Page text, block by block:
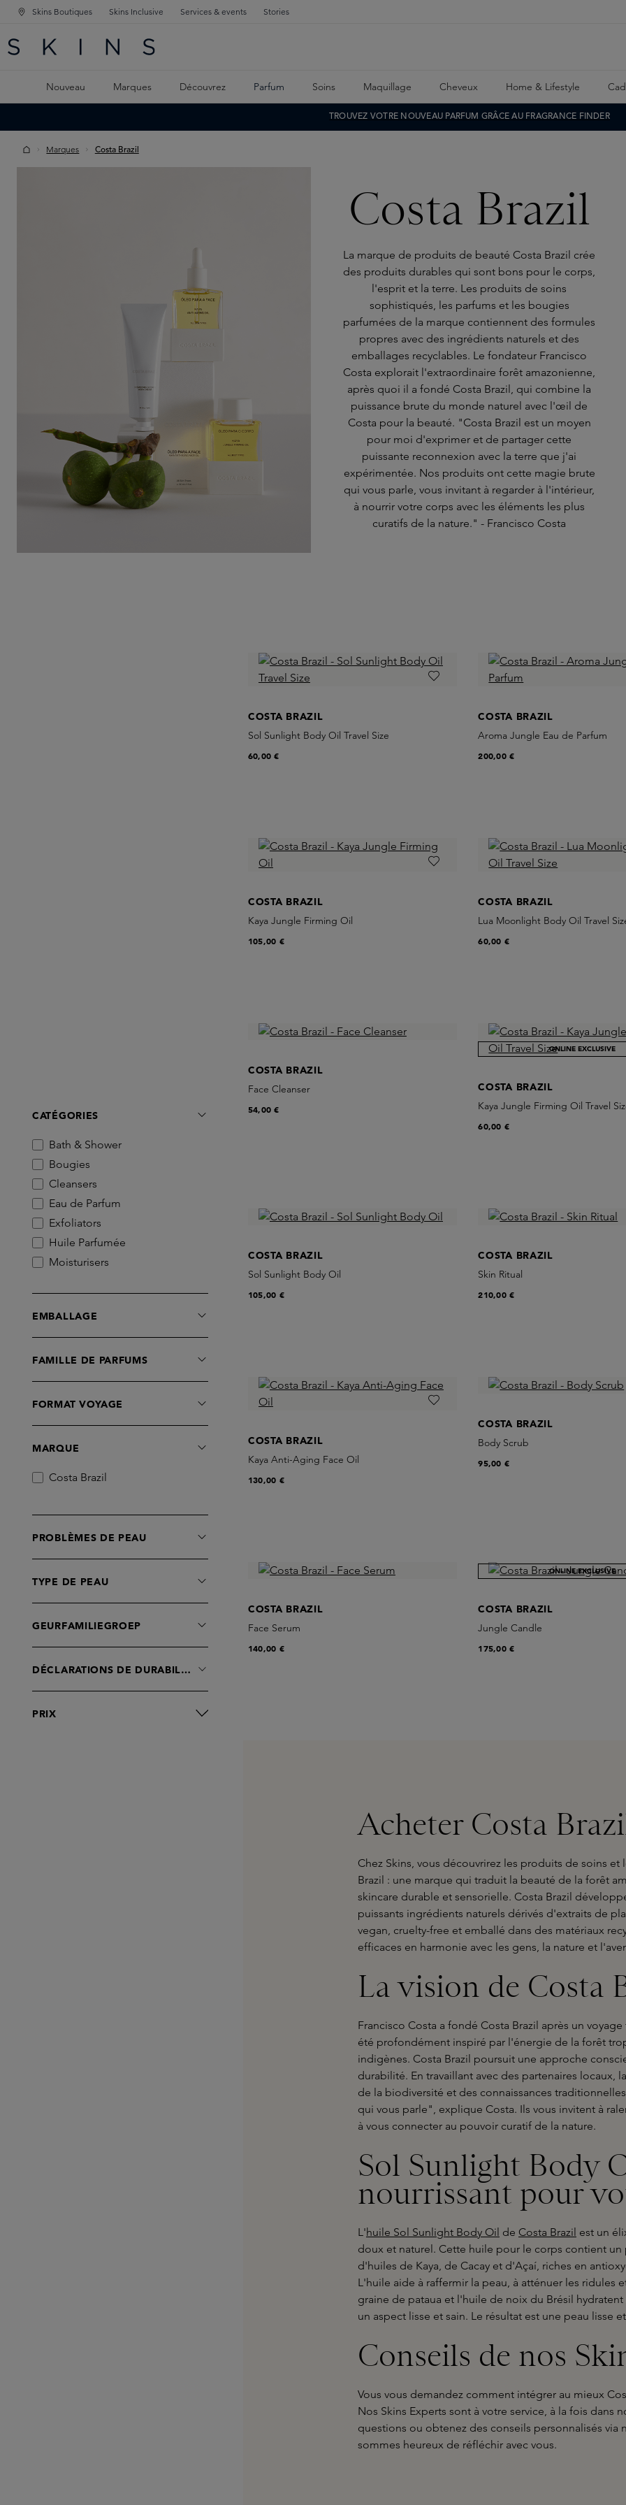
PRINCIPALE
CONTENU PRINCIPAL
Skins Boutiques Skins Inclusive Services & events Stories
Nouveau Marques Découvrez Parfum Soins Maquillage Cheveux Home & Lifestyle
TROUVEZ VOTRE NOUVEAU PARFUM GRÂCE AU FRAGRANCE FINDER
Marques Costa Brazil
Costa Brazil
La marque de produits de beauté Costa Brazil crée
des produits durables qui sont bons pour le corps,
l'esprit et la terre. Les produits de soins
sophistiqués, les parfums et les bougies
parfumées de la marque contiennent des formules
propres avec des ingrédients naturels et des
emballages recyclables. Le fondateur Francisco
Costa explorait l'extraordinaire forêt amazonienne,
après quoi il a fondé Costa Brazil, qui combine la
puissance brute du monde naturel avec l'œil de
Costa pour la beauté. "Costa Brazil est un moyen
pour moi d'exprimer et de partager cette
puissante reconnexion avec la terre que j'ai
expérimentée. Nos produits ont cette magie brute
qui vous parle, vous invitant à regarder à l'intérieur,
à nourrir votre corps avec les éléments les plus
curatifs de la nature." - Francisco Costa
CATÉGORIES
Bath & Shower
Bougies
Cleansers
Eau de Parfum
Exfoliators
Huile Parfumée
Moisturisers
EMBALLAGE
FAMILLE DE PARFUMS
FORMAT VOYAGE
MARQUE
Costa Brazil
PROBLÈMES DE PEAU
TYPE DE PEAU
GEURFAMILIEGROEP
DÉCLARATIONS DE DURABILITÉ
PRIX
COSTA BRAZIL
Sol Sunlight Body Oil Travel Size
60,00 €
COSTA BRAZIL
Aroma Jungle Eau de Parfum
200,00 €
COSTA BRAZIL
Kaya Jungle Firming Oil
105,00 €
COSTA BRAZIL
Lua Moonlight Body Oil Travel
60,00 €
COSTA BRAZIL
Face Cleanser
54,00 €
ONLINE EXCLUSIVE
COSTA BRAZIL
Kaya Jungle Firming Oil Travel
60,00 €
COSTA BRAZIL
Sol Sunlight Body Oil
105,00 €
COSTA BRAZIL
Skin Ritual
210,00 €
COSTA BRAZIL
Kaya Anti-Aging Face Oil
130,00 €
COSTA BRAZIL
Body Scrub
95,00 €
COSTA BRAZIL
Face Serum
140,00 €
ONLINE EXCLUSIVE
COSTA BRAZIL
Jungle Candle
175,00 €
Acheter Costa
Chez Skins, vous découvrirez les produits de soins et
Brazil : une marque qui traduit la beauté de la forêt
skincare durable et sensorielle. Costa Brazil
puissants ingrédients naturels dérivés d'extraits de
vegan, cruelty-free et emballé dans des matériaux
efficaces en harmonie avec les gens, la nature et
La vision de Costa
Francisco Costa a fondé Costa Brazil après un voyage
été profondément inspiré par l'énergie de la forêt
indigènes. Costa Brazil poursuit une approche
durabilité. En travaillant avec des partenaires locaux,
de la biodiversité et des connaissances
qui vous parle", explique Costa. Ils vous invitent à
à vous connecter au pouvoir curatif de la nature.
Sol Sunlight Body
nourrissant pour
L'huile Sol Sunlight Body Oil de Costa Brazil est un
doux et naturel. Cette huile pour le corps contient un
d'huiles de Kaya, de Cacay et d'Açaí, riches en
L'huile aide à raffermir la peau, à atténuer les ridules
graine de pataua et l'huile de noix du Brésil
un aspect lisse et sain. Le résultat est une peau lisse
Conseils de nos
Vous vous demandez comment intégrer au mieux
Nos Skins Experts sont à votre service, à la fois dans
questions ou obtenez des conseils personnalisés via
sommes heureux de réfléchir avec vous.